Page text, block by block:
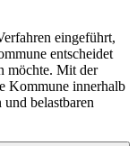
eingeführt,
entscheidet
möchte. Mit der
Kommune innerhalb
belastbaren